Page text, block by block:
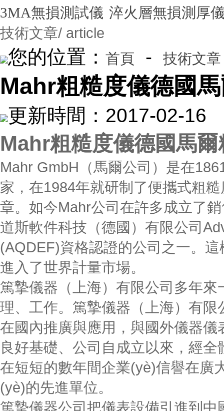
3MA無損測試儀 淬火層無損測厚
技術文章/ article
您的位置： 首頁 - 技術文章
Mahr粗糙度儀德國
更新時間：2017-02-
Mahr粗糙度儀德國馬爾
Mahr GmbH（馬爾公司）是在
家，在1984年就研制了便攜式
章。如今Mahr公司在許多成立了
道斯軟件科技（德國）有限公司
(AQDEF)資格認證的公司之一。
進入了世界計量市場。
篤摯儀器（上海）有限公司多年來
理、工作。篤摯儀器（上海）
在國內推廣與應用，與國外儀
良好基礎、公司自成立以來，經全
在短短的數年間企業(yè)信譽在廣
(yè)的先進單位。
篤摯儀器公司把儀表設備引進到中